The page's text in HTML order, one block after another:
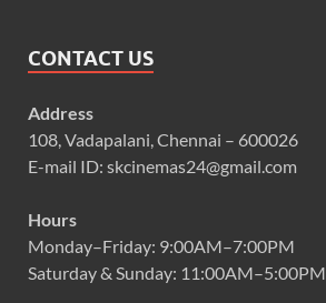
CONTACT US
Address
108, Vadapalani, Chennai – 600026
E-mail ID: skcinemas24@gmail.com
Hours
Monday–Friday: 9:00AM–7:00PM
Saturday & Sunday: 11:00AM–5:00PM